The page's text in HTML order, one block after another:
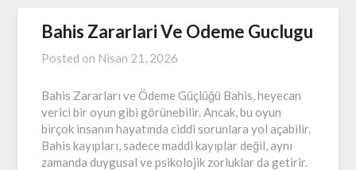
Bahis Zararlari Ve Odeme Guclugu
Posted on Nisan 21, 2026
Bahis Zararları ve Ödeme Güçlüğü Bahis, heyecan
verici bir oyun gibi görünebilir. Ancak, bu oyun
birçok insanın hayatında ciddi sorunlara yol açabilir.
Bahis kayıpları, sadece maddi kayıplar değil, aynı
zamanda duygusal ve psikolojik zorluklar da getirir.